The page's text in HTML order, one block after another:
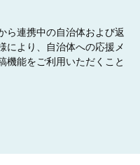
資する事業
事業など
ら連携中の自治体および返
により、自治体への応援メ
機能をご利用いただくこと